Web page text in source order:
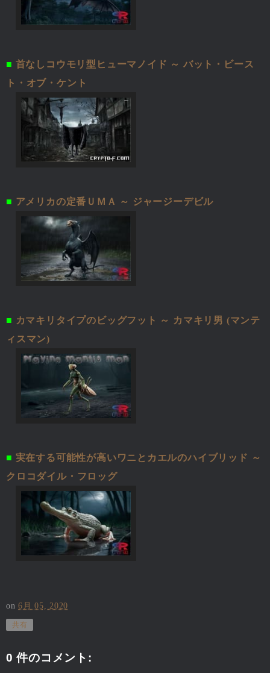
■ 首なしコウモリ型ヒューマノイド ～ バット・ビース
ト・オブ・ケント
■ アメリカの定番ＵＭＡ ～ ジャージーデビル
■ カマキリタイプのビッグフット ～ カマキリ男 (マンテ
ィスマン)
■ 実在する可能性が高いワニとカエルのハイブリッド ～
クロコダイル・フロッグ
on6月 05, 2020
共有
0 件のコメント: